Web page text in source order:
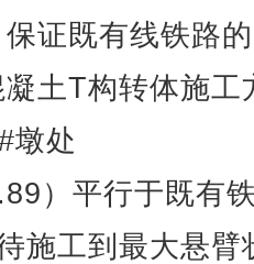
证既有线铁路
土T构转体施工
墩处
）平行于既有
施工到最大悬臂